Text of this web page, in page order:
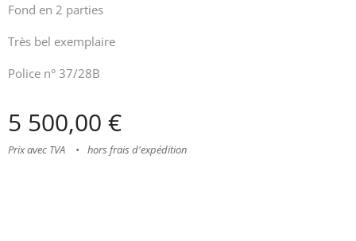
Fond en 2 parties
Très bel exemplaire
Police n° 37/28B
5 500,00 €
Prix avec TVA hors frais d'expédition